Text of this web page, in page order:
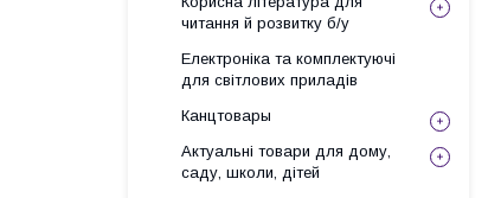
читання й розвитку б/у
Електроніка та комплектуючі
для світлових приладів
Канцтовары
Актуальні товари для дому,
саду, школи, дітей